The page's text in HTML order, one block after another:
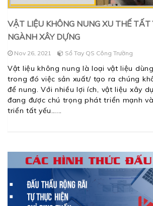
VẬT LIỆU KHÔNG NUNG XU THẾ TẤT
NGÀNH XÂY DỰNG
Nov 26, 2021 Sổ Tay QS Công Trường
Vật liệu không nung là loại vật liệu
trong đó việc sản xuất/ tạo ra chúng
để nung. Với nhiều lợi ích, vật liệu xây
đang được chú trọng phát triển mạnh
triển tất yếu…